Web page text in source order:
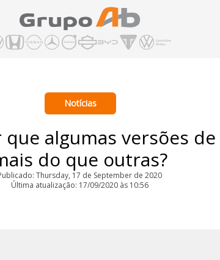
Notícias
algumas versões
do que outras?
Thursday, 17 de September de 2020
Última atualização: 17/09/2020 às 10:56